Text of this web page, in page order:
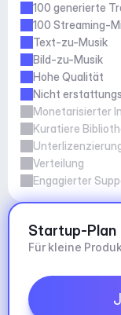
100 generierte
100 Streaming-
Text-zu-Musik
Bild-zu-Musik
Hohe Qualität
Nicht
Monetarisierter
Kuratiere
Verteilung
Engagierter
Startup-Plan
Für kleine